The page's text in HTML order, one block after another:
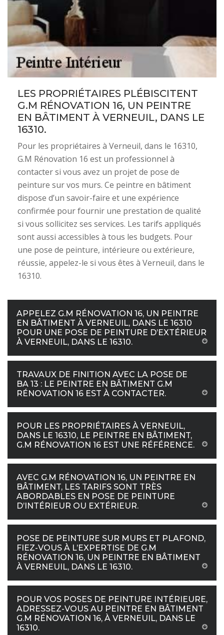
LES PROPRIÉTAIRES PLÉBISCITENT
G.M RÉNOVATION 16, UN PEINTRE
EN BÂTIMENT À VERNEUIL, DANS LE
16310.
Pour les propriétaires à Verneuil, dans le 16310,
G.M Rénovation 16 est un professionnel à
contacter si vous avez un projet de pose de
peinture sur vos murs. Ce peintre en bâtiment
dispose d’un savoir-faire et une expérience
confirmée pour fournir une prestation de qualité
si vous sollicitez ses services. Les tarifs appliqués
sont aussi accessibles à tous les budgets. Pour
une pose de peinture, intérieure ou extérieure,
réussie, appelez-le si vous êtes à Verneuil, dans le
16310.
APPELEZ G.M RÉNOVATION 16, UN PEINTRE
EN BÂTIMENT À VERNEUIL, DANS LE 16310
POUR UNE POSE DE PEINTURE D’EXTÉRIEUR
À VERNEUIL, DANS LE 16310.
TRAVAUX DE FINITION AVEC LA POSE DE
BA 13 : LE PEINTRE EN BÂTIMENT G.M
RÉNOVATION 16 EST À CONTACTER.
POUR LES PROPRIÉTAIRES À VERNEUIL,
DANS LE 16310, LE PEINTRE EN BÂTIMENT,
G.M RÉNOVATION 16 EST UNE RÉFÉRENCE.
AVEC G.M RÉNOVATION 16, UN PEINTRE EN
BÂTIMENT, LES TARIFS SONT TRÈS
ABORDABLES EN POSE DE PEINTURE
D’INTÉRIEUR OU EXTÉRIEUR.
POSE DE PEINTURE SUR MURS ET PLAFOND,
FIEZ-VOUS À L’EXPERTISE DE G.M
RÉNOVATION 16, UN PEINTRE EN BÂTIMENT
À VERNEUIL, DANS LE 16310.
POUR VOS POSES DE PEINTURE INTÉRIEURE,
ADRESSEZ-VOUS AU PEINTRE EN BÂTIMENT
G.M RÉNOVATION 16, À VERNEUIL, DANS LE
16310.